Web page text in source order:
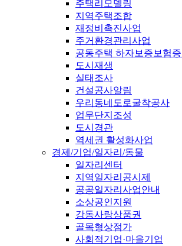
주택리모델링
지역주택조합
재정비촉진사업
주거환경관리사업
공동주택 하자보증보험증
도시재생
실태조사
건설공사알림
우리동네도로굴착공사
업무단지조성
도시경관
역세권 활성화사업
경제/기업/일자리/동물
일자리센터
지역일자리공시제
공공일자리사업안내
소상공인지원
강동사랑상품권
골목형상점가
사회적기업·마을기업